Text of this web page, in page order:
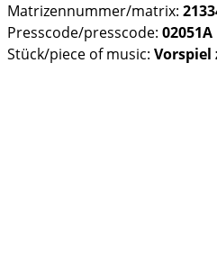
Matrizennummer/matrix:
Presscode/presscode: 02051A
Stück/piece of music: Vorspiel